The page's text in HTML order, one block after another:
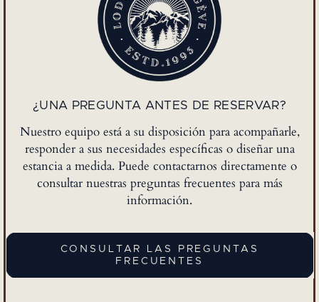
¿UNA PREGUNTA ANTES DE RESERVAR?
Nuestro equipo está a su disposición para acompañarle,
responder a sus necesidades específicas o diseñar una
estancia a medida. Puede contactarnos directamente o
consultar nuestras preguntas frecuentes para más
información.
CONSULTAR LAS PREGUNTAS
FRECUENTES